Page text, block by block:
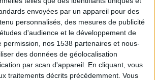
envoyées par un appareil pour des
personnalisés, des mesures de publicité
d'audience et le développement de
permission, nos 1538 partenaires et nous-
des données de géolocalisation
par scan d'appareil. En cliquant, vous
traitements décrits précédemment. Vous
en direct Voir tout